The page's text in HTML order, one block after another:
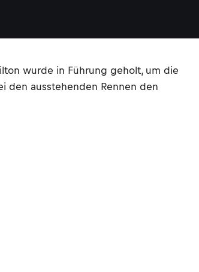
wurde in Führung geholt, um die
den ausstehenden Rennen den